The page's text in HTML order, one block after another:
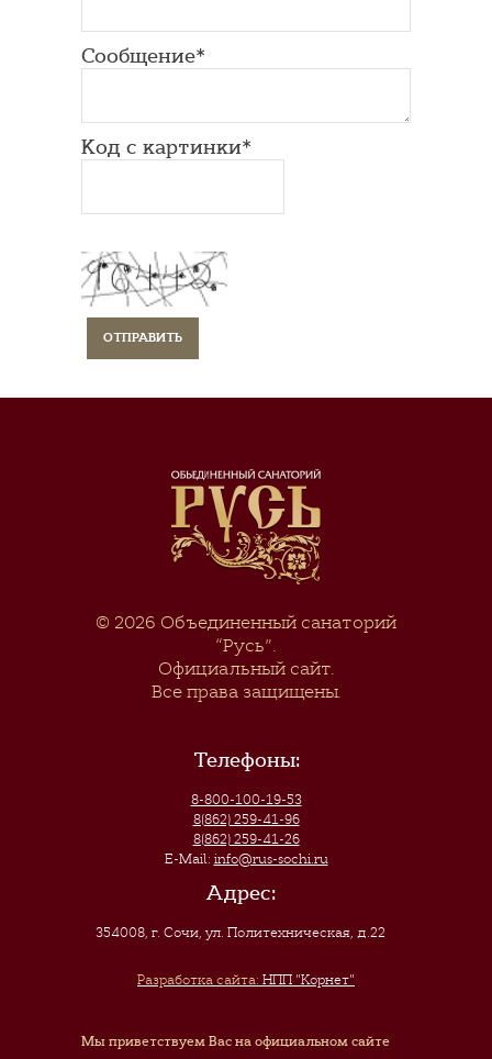
Сообщение*
Код с картинки*
© 2026 Объединенный санаторий
“Русь”.
Официальный сайт.
Все права защищены.
Телефоны:
8-800-100-19-53
8(862) 259-41-96
8(862) 259-41-26
E-Mail: info@rus-sochi.ru
Адрес:
354008, г. Сочи,ул. Политехническая, д.22
Разработка сайта: НПП "Корнет"
Мы приветствуем Вас на официальном сайте